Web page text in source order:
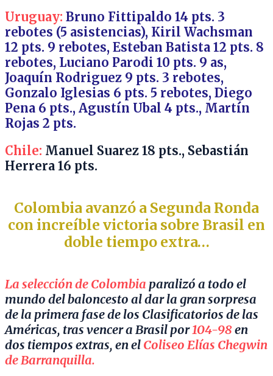
Uruguay: Bruno Fittipaldo 14 pts. 3
rebotes (5 asistencias), Kiril Wachsman
12 pts. 9 rebotes, Esteban Batista 12 pts. 8
rebotes, Luciano Parodi 10 pts. 9 as,
Joaquín Rodriguez 9 pts. 3 rebotes,
Gonzalo Iglesias 6 pts. 5 rebotes, Diego
Pena 6 pts., Agustín Ubal 4 pts., Martín
Rojas 2 pts.
Chile: Manuel Suarez 18 pts., Sebastián
Herrera 16 pts.
Colombia avanzó a Segunda Ronda
con increíble victoria sobre Brasil en
doble tiempo extra…
La selección de Colombia paralizó a todo el
mundo del baloncesto al dar la gran sorpresa
de la primera fase de los Clasificatorios de las
Américas, tras vencer a Brasil por104-98en
dos tiempos extras, en el Coliseo Elías Chegwin
de Barranquilla.